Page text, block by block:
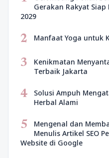
Gerakan Rakyat
2029
2 Manfaat Yoga untuk
3
Kenikmatan
Terbaik Jakarta
4
Solusi Ampuh
Herbal Alami
5
Mengenal dan
Menulis Artikel SEO
Website di Google